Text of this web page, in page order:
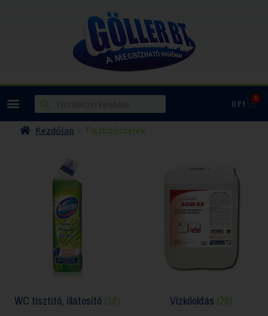
0Ft 0
Kezdőlap Tisztítószerek
WC tisztító, illatosító (18) Vízkőoldás (26)